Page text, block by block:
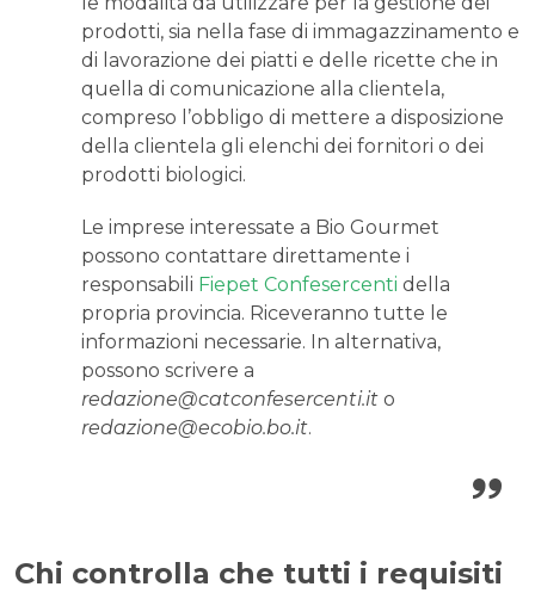
prodotti, sia nella fase di immagazzinamento e
di lavorazione dei piatti e delle ricette che in
quella di comunicazione alla clientela,
compreso l’obbligo di mettere a disposizione
della clientela gli elenchi dei fornitori o dei
prodotti biologici.
Le imprese interessate a Bio Gourmet
possono contattare direttamente i
responsabili Fiepet Confesercenti della
propria provincia. Riceveranno tutte le
informazioni necessarie. In alternativa,
possono scrivere a
redazione@catconfesercenti.it o
redazione@ecobio.bo.it.
Chi controlla che tutti i requisiti